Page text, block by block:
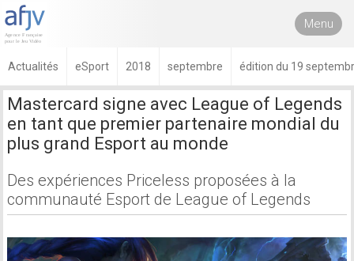
Menu
Actualités eSport 2018 septembre édition du 19
Mastercard signe avec League of Legends
en tant que premier partenaire mondial du
plus grand Esport au monde
Des expériences Priceless proposées à la
communauté Esport de League of Legends